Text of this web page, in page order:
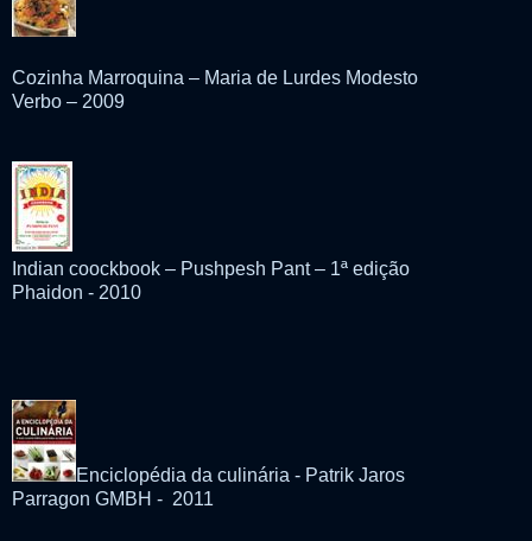
Cozinha Marroquina – Maria de Lurdes Modesto
Verbo – 2009
Indian coockbook – Pushpesh Pant – 1ª edição
Phaidon - 2010
Enciclopédia da culinária - Patrik Jaros
Parragon GMBH - 2011